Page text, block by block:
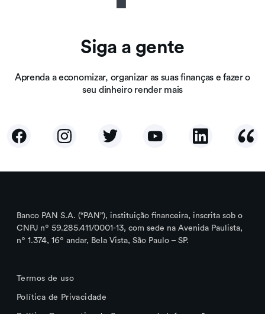
Siga a gente
Aprenda a economizar, organizar as suas finanças e fazer o
seu dinheiro render mais
Banco PAN S.A. (“PAN”), instituição financeira, inscrita sob o
CNPJ nº 59.285.411/0001-13, com sede na Avenida Paulista,
nº 1.374, 16º andar, Bela Vista, São Paulo – SP.
Termos de uso
Política de Privacidade